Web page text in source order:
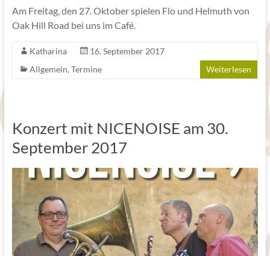
Am Freitag, den 27. Oktober spielen Flo und Helmuth von
Oak Hill Road bei uns im Café.
Katharina
16. September 2017
Allgemein, Termine Weiterlesen
Konzert mit NICENOISE am 30.
September 2017